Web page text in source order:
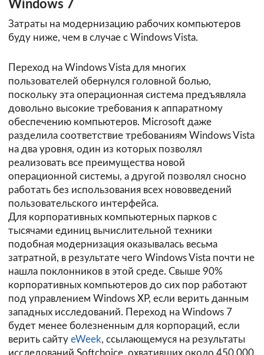
Windows 7
Затраты на модернизацию рабочих компьютеров
буду ниже, чем в случае с Windows Vista.
Переход на Windows Vista для многих
пользователей обернулся головной болью,
поскольку эта операционная система предъявляла
довольно высокие требования к аппаратному
обеспечению компьютеров. Microsoft даже
разделила соответствие требованиям Windows Vista
на два уровня, один из которых позволял
реализовать все преимущества новой
операционной системы, а другой позволял сносно
работать без использования всех нововведений
пользовательского интерфейса.
Для корпоративных компьютерных парков с
тысячами единиц вычислительной техники
подобная модернизация оказывалась весьма
затратной, в результате чего Windows Vista почти не
нашла поклонников в этой среде. Свыше 90%
корпоративных компьютеров до сих пор работают
под управлением Windows XP, если верить данным
западных исследований. Переход на Windows 7
будет менее болезненным для корпораций, если
верить сайту eWeek, ссылающемуся на результаты